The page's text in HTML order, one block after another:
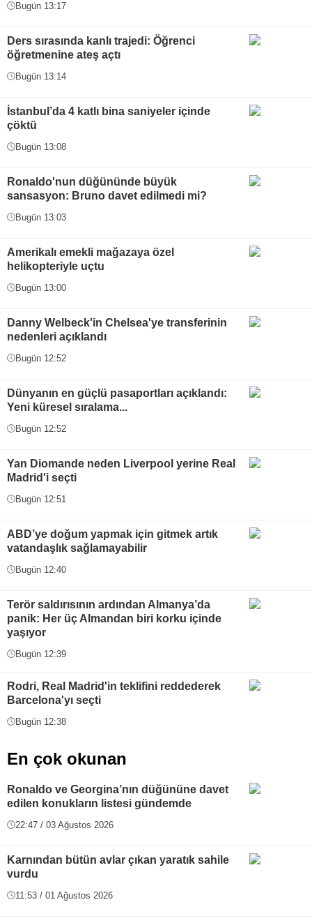
Bugün 13:17
Ders sırasında kanlı trajedi: Öğrenci
öğretmenine ateş açtı
Bugün 13:14
İstanbul’da 4 katlı bina saniyeler içinde
çöktü
Bugün 13:08
Ronaldo'nun düğününde büyük
sansasyon: Bruno davet edilmedi mi?
Bugün 13:03
Amerikalı emekli mağazaya özel
helikopteriyle uçtu
Bugün 13:00
Danny Welbeck'in Chelsea'ye transferinin
nedenleri açıklandı
Bugün 12:52
Dünyanın en güçlü pasaportları açıklandı:
Yeni küresel sıralama...
Bugün 12:52
Yan Diomande neden Liverpool yerine Real
Madrid'i seçti
Bugün 12:51
ABD’ye doğum yapmak için gitmek artık
vatandaşlık sağlamayabilir
Bugün 12:40
Terör saldırısının ardından Almanya’da
panik: Her üç Almandan biri korku içinde
yaşıyor
Bugün 12:39
Rodri, Real Madrid'in teklifini reddederek
Barcelona'yı seçti
Bugün 12:38
En çok okunan
Ronaldo ve Georgina’nın düğününe davet
edilen konukların listesi gündemde
22:47 / 03 Ağustos 2026
Karnından bütün avlar çıkan yaratık sahile
vurdu
11:53 / 01 Ağustos 2026